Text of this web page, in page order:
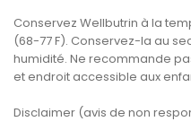
Conservez Wellbutrin à la
(68-77 F). Conservez-la au
humidité. Ne recommande
et endroit accessible aux
Disclaimer (avis de non